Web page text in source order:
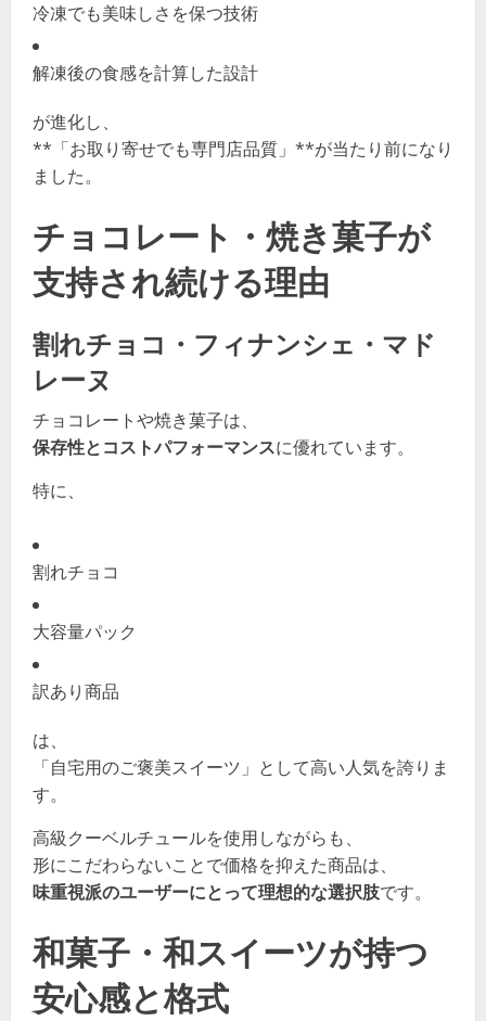
冷凍でも美味しさを保つ技術
解凍後の食感を計算した設計
が進化し、
**「お取り寄せでも専門店品質」**が当たり前になり
ました。
チョコレート・焼き菓子が
支持され続ける理由
割れチョコ・フィナンシェ・マド
レーヌ
チョコレートや焼き菓子は、
保存性とコストパフォーマンスに優れています。
特に、
割れチョコ
大容量パック
訳あり商品
は、
「自宅用のご褒美スイーツ」として高い人気を誇りま
す。
高級クーベルチュールを使用しながらも、
形にこだわらないことで価格を抑えた商品は、
味重視派のユーザーにとって理想的な選択肢です。
和菓子・和スイーツが持つ
安心感と格式